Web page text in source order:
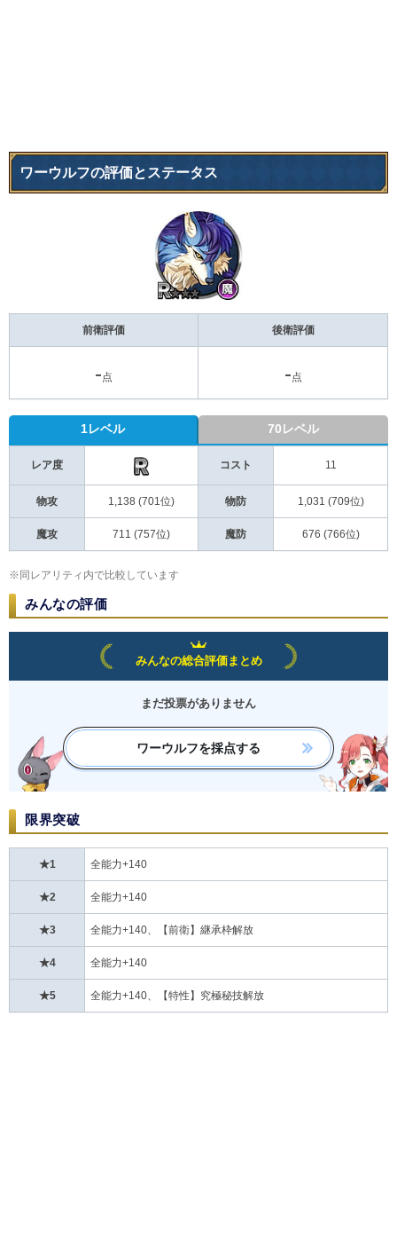
ワーウルフの評価とステータス
前衛評価 後衛評価
-点 -点
1レベル 70レベル
レア度 コスト 11
物攻 1,138 (701位) 物防 1,031 (709位)
魔攻 711 (757位) 魔防 676 (766位)
※同レアリティ内で比較しています
みんなの評価
みんなの総合評価まとめ
まだ投票がありません
ワーウルフを採点する
限界突破
★1 全能力+140
★2 全能力+140
★3 全能力+140、【前衛】継承枠解放
★4 全能力+140
★5 全能力+140、【特性】究極秘技解放